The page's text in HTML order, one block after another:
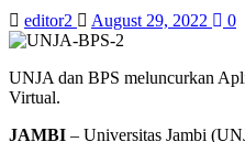
editor2 August 29, 2022 0
UNJA dan BPS meluncurkan
Virtual.
JAMBI – Universitas Jambi